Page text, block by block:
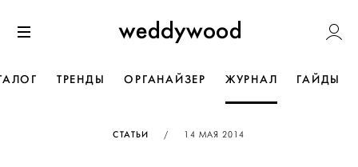
к содержанию
Weddywood
ТРЕНДЫ ОРГАНАЙЗЕР ЖУРНАЛ ГАЙДЫ
СТАТЬИ / ОПУБЛИКОВАНО
14 МАЯ 2014